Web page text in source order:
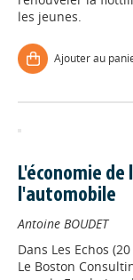
les jeunes.
Ajouter au
L'économie
l'automobile
Antoine BOUDET
Dans Les Echos
Le Boston